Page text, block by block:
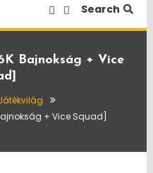
Search
Bajnokság + Vice
+ Vice Squad]